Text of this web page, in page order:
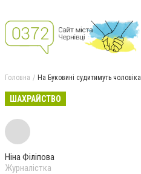
Головна На Буковині судитимуть
ШАХРАЙСТВО
Ніна Філіпова
Журналістка